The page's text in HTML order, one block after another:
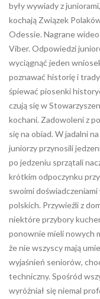
były wywiady z
kochają Związek
Odessie. Nagrane
Viber. Odpowiedzi
wyciągnąć jeden
poznawać historię i
śpiewać piosenki
czują się w
kochani. Zadowoleni z
się na obiad. W jadalni
juniorzy przynosili
po jedzeniu sprzątali
krótkim odpoczynku
swoimi
polskich. Przywieźli z
niektóre przybory
ponownie mieli nowych
że nie wszyscy mają
wyjaśnień seniorów,
techniczny. Spośród
wyróżniał się niemal